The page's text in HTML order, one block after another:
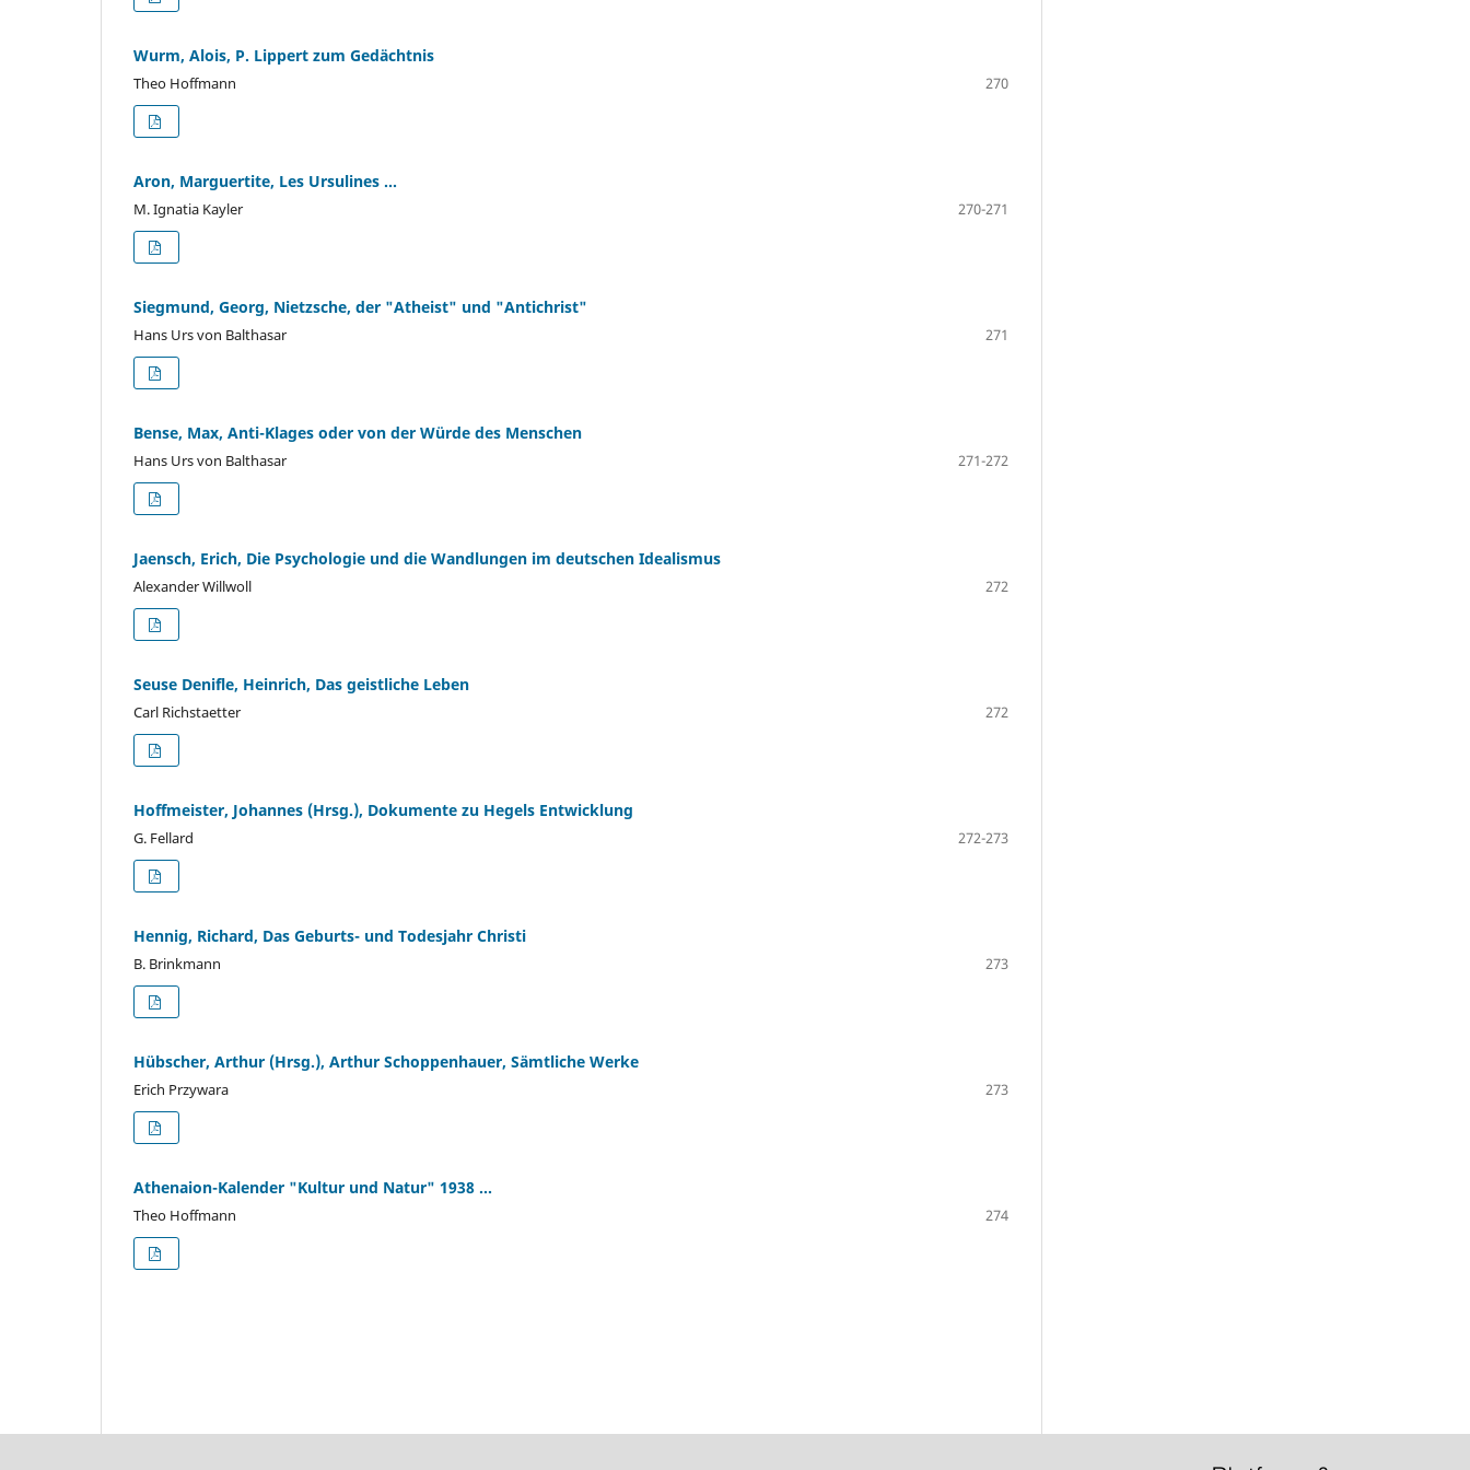
Wurm, Alois, P. Lippert zum Gedächtnis
Theo Hoffmann 270
Aron, Marguertite, Les Ursulines ...
M. Ignatia Kayler 270-271
Siegmund, Georg, Nietzsche, der "Atheist" und "Antichrist"
Hans Urs von Balthasar 271
Bense, Max, Anti-Klages oder von der Würde des Menschen
Hans Urs von Balthasar 271-272
Jaensch, Erich, Die Psychologie und die Wandlungen im deutschen Idealismus
Alexander Willwoll 272
Seuse Denifle, Heinrich, Das geistliche Leben
Carl Richstaetter 272
Hoffmeister, Johannes (Hrsg.), Dokumente zu Hegels Entwicklung
G. Fellard 272-273
Hennig, Richard, Das Geburts- und Todesjahr Christi
B. Brinkmann 273
Hübscher, Arthur (Hrsg.), Arthur Schoppenhauer, Sämtliche Werke
Erich Przywara 273
Athenaion-Kalender "Kultur und Natur" 1938 ...
Theo Hoffmann 274